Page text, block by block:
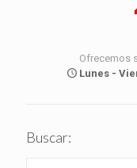
Ofrecemos
Lunes -
Buscar: